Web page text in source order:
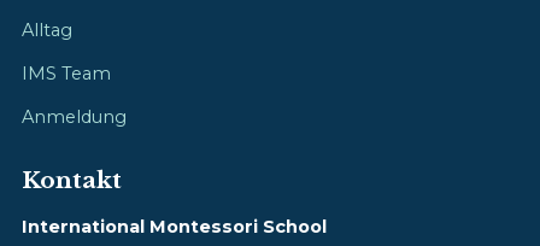
Alltag
IMS Team
Anmeldung
Kontakt
International Montessori School